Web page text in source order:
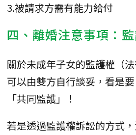
3.被請求方需有能力給付
四、離婚注意事項：
關於未成年子女的監護權（
可以由雙方自行談妥，看是
「共同監護」！
若是透過監護權訴訟的方式